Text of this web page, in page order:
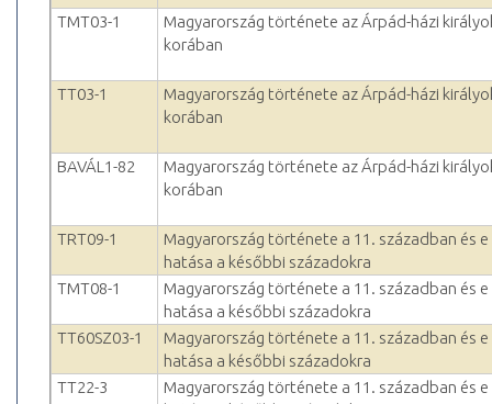
TMT03-1
Magyarország története az Árpád-házi
korában
TT03-1
Magyarország története az Árpád-házi
korában
BAVÁL1-82
Magyarország története az Árpád-házi
korában
TRT09-1
Magyarország története a 11. században és e
hatása a későbbi századokra
TMT08-1
Magyarország története a 11. században és e
hatása a későbbi századokra
TT60SZ03-1
Magyarország története a 11. században és e
hatása a későbbi századokra
TT22-3
Magyarország története a 11. században és e